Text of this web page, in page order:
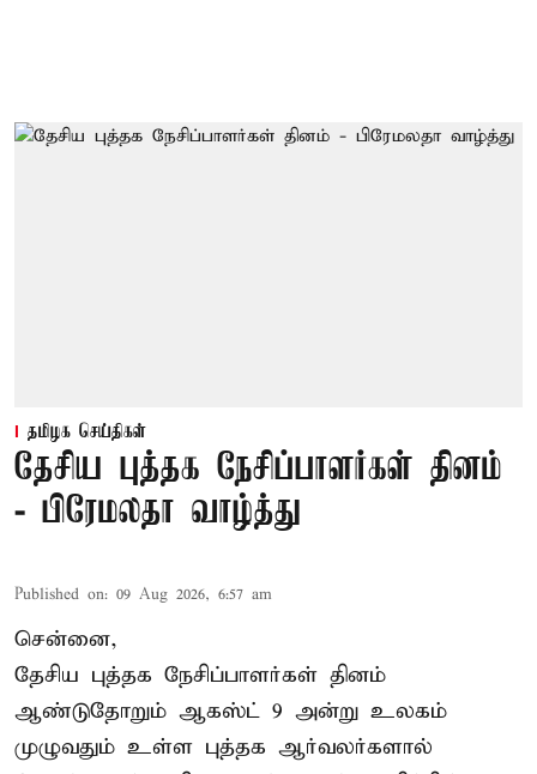
தமிழக செய்திகள்
தேசிய புத்தக நேசிப்பாளர்கள் தினம்
- பிரேமலதா வாழ்த்து
Published on: 09 Aug 2026, 6:57 am
சென்னை,
தேசிய புத்தக நேசிப்பாளர்கள் தினம்
ஆண்டுதோறும் ஆகஸ்ட் 9 அன்று உலகம்
முழுவதும் உள்ள புத்தக ஆர்வலர்களால்